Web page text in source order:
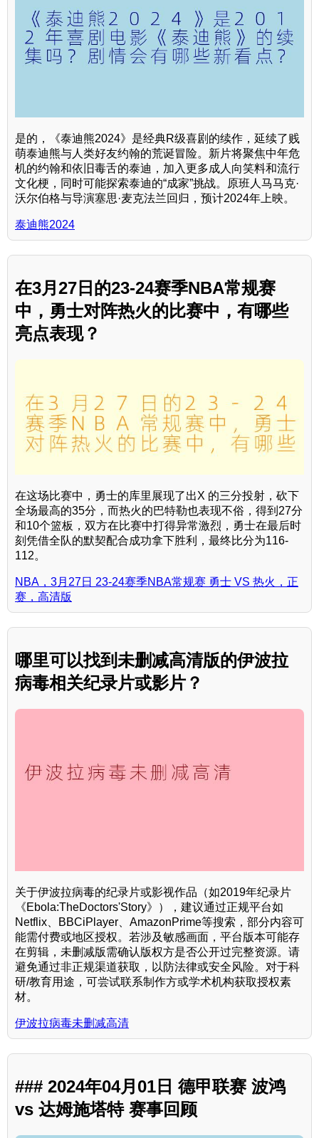
是的，《泰迪熊2024》是经典R级喜剧的续作，延续了贱
萌泰迪熊与人类好友约翰的荒诞冒险。新片将聚焦中年危
机的约翰和依旧毒舌的泰迪，加入更多成人向笑料和流行
文化梗，同时可能探索泰迪的“成家”挑战。原班人马马克·
沃尔伯格与导演塞思·麦克法兰回归，预计2024年上映。
泰迪熊2024
在3月27日的23-24赛季NBA常规赛
中，勇士对阵热火的比赛中，有哪些
亮点表现？
在这场比赛中，勇士的库里展现了出X 的三分投射，砍下
全场最高的35分，而热火的巴特勒也表现不俗，得到27分
和10个篮板，双方在比赛中打得异常激烈，勇士在最后时
刻凭借全队的默契配合成功拿下胜利，最终比分为116-
112。
NBA，3月27日 23-24赛季NBA常规赛 勇士 VS 热火，正
赛，高清版
哪里可以找到未删减高清版的伊波拉
病毒相关纪录片或影片？
关于伊波拉病毒的纪录片或影视作品（如2019年纪录片
《Ebola:TheDoctors'Story》），建议通过正规平台如
Netflix、BBCiPlayer、AmazonPrime等搜索，部分内容可
能需付费或地区授权。若涉及敏感画面，平台版本可能存
在剪辑，未删减版需确认版权方是否公开过完整资源。请
避免通过非正规渠道获取，以防法律或安全风险。对于科
研/教育用途，可尝试联系制作方或学术机构获取授权素
材。
伊波拉病毒未删减高清
### 2024年04月01日 德甲联赛 波鸿
vs 达姆施塔特 赛事回顾